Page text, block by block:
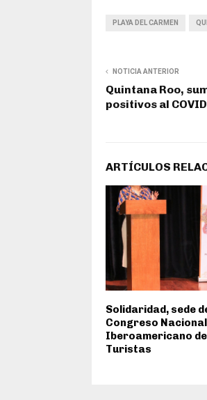
PLAYA DEL CARMEN
NOTICIA ANTERIOR
Quintana Roo,
positivos al
ARTÍCULOS
Solidaridad, sede
Congreso Nacional
Iberoamericano de
Turistas